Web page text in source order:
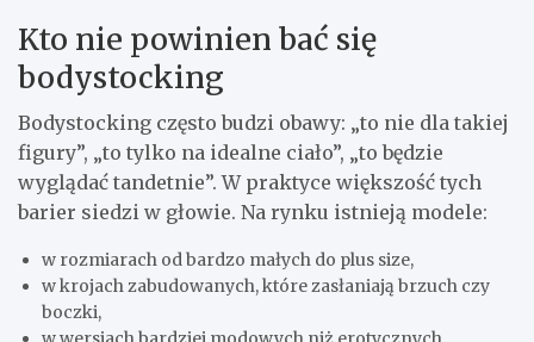
Kto nie powinien bać się
bodystocking
Bodystocking często budzi obawy: „to nie dla takiej
figury”, „to tylko na idealne ciało”, „to będzie
wyglądać tandetnie”. W praktyce większość tych
barier siedzi w głowie. Na rynku istnieją modele:
w rozmiarach od bardzo małych do plus size,
w krojach zabudowanych, które zasłaniają brzuch czy
boczki,